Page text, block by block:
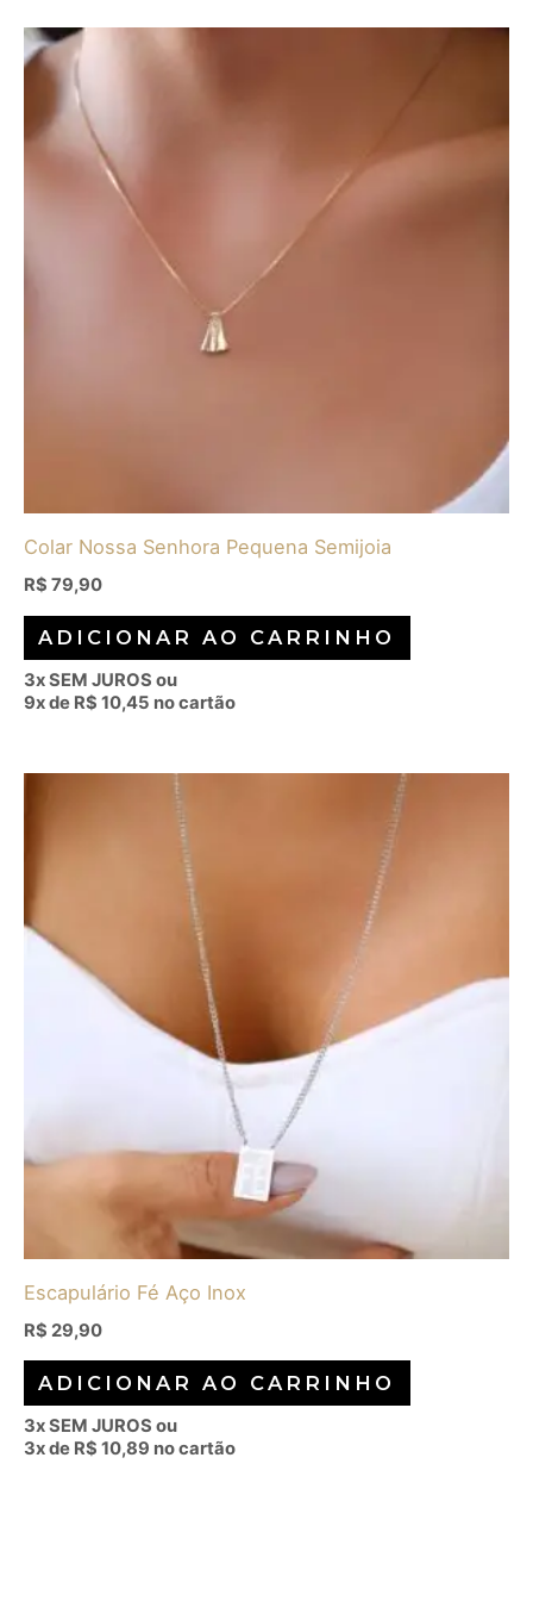
Colar Nossa Senhora Pequena Semijoia
R$ 79,90
ADICIONAR AO CARRINHO
3x SEM JUROS ou
9x de R$ 10,45 no cartão
Escapulário Fé Aço Inox
R$ 29,90
ADICIONAR AO CARRINHO
3x SEM JUROS ou
3x de R$ 10,89 no cartão